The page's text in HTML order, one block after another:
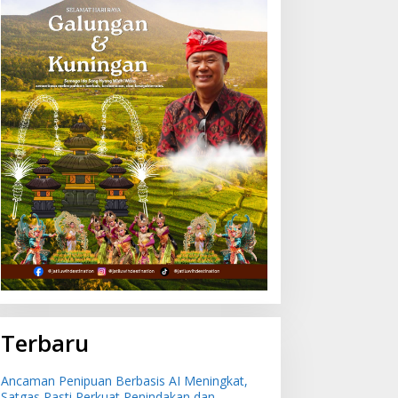
Terbaru
Ancaman Penipuan Berbasis AI Meningkat,